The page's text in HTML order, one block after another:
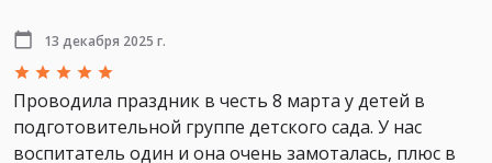
13 декабря 2025 г.
Проводила праздник в честь 8 марта у детей в
подготовительной группе детского сада. У нас
воспитатель один и она очень замоталась, плюс в